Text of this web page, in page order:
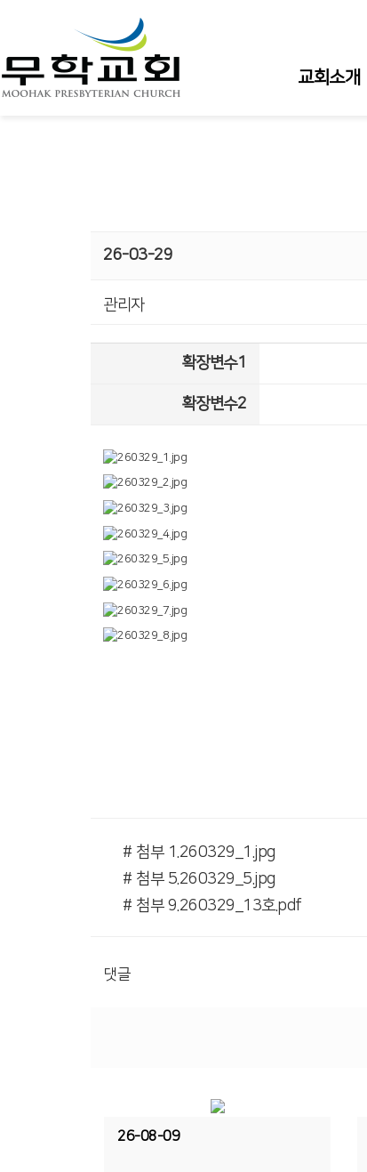
교회소개
26-03-29
관리자
확장변수1
확장변수2
# 첨부 1.260329_1.jpg
# 첨부 5.260329_5.jpg
# 첨부 9.260329_13호.pdf
댓글
26-08-09